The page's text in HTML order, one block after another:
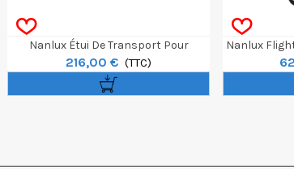
Nanlux Étui De Transport Pour
Réflecteur Evoke 2400B
216,00 € (TTC)
Nanlux